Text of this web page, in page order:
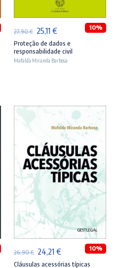
27,90€ O
preço
original
25,11 €O
preço
atual
10%
Proteção de dados e
responsabilidade civil
Mafalda Miranda Barbosa
ADICIONAR
26,90€ O
preço
24,21 €O
preço
10%
Cláusulas acessórias típicas